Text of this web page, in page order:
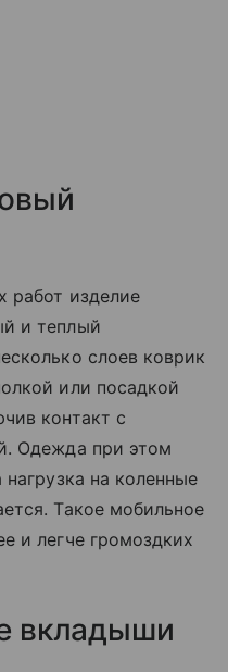
работ изделие
и теплый
слоев коврик
или посадкой
контакт с
Одежда при этом
на коленные
Такое мобильное
и легче громоздких
вкладыши